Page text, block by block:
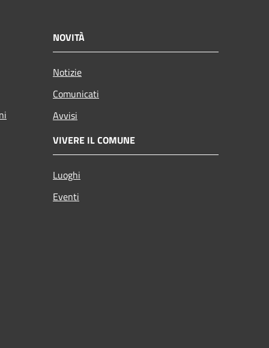
NOVITÀ
Notizie
Comunicati
Avvisi
VIVERE IL COMUNE
Luoghi
Eventi